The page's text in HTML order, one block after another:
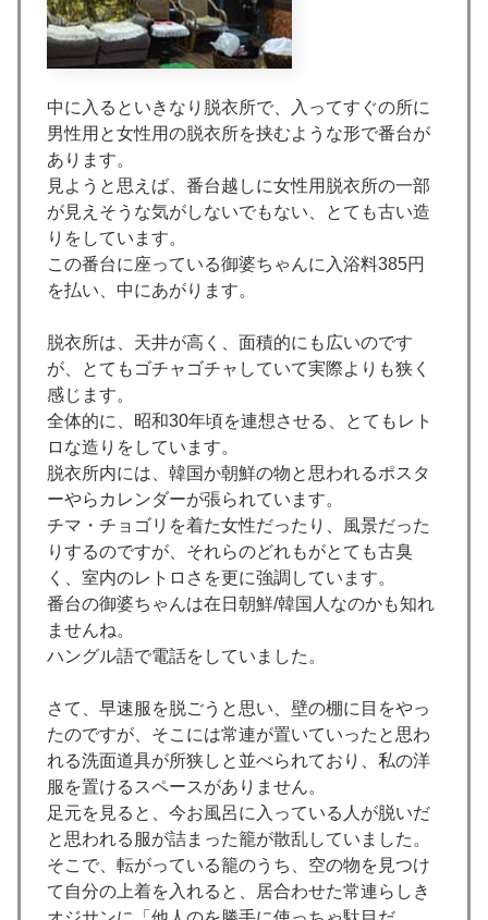
中に入るといきなり脱衣所で、入ってすぐの所に
男性用と女性用の脱衣所を挟むような形で番台が
あります。
見ようと思えば、番台越しに女性用脱衣所の一部
が見えそうな気がしないでもない、とても古い造
りをしています。
この番台に座っている御婆ちゃんに入浴料385円
を払い、中にあがります。
脱衣所は、天井が高く、面積的にも広いのです
が、とてもゴチャゴチャしていて実際よりも狭く
感じます。
全体的に、昭和30年頃を連想させる、とてもレト
ロな造りをしています。
脱衣所内には、韓国か朝鮮の物と思われるポスタ
ーやらカレンダーが張られています。
チマ・チョゴリを着た女性だったり、風景だった
りするのですが、それらのどれもがとても古臭
く、室内のレトロさを更に強調しています。
番台の御婆ちゃんは在日朝鮮/韓国人なのかも知れ
ませんね。
ハングル語で電話をしていました。
さて、早速服を脱ごうと思い、壁の棚に目をやっ
たのですが、そこには常連が置いていったと思わ
れる洗面道具が所狭しと並べられており、私の洋
服を置けるスペースがありません。
足元を見ると、今お風呂に入っている人が脱いだ
と思われる服が詰まった籠が散乱していました。
そこで、転がっている籠のうち、空の物を見つけ
て自分の上着を入れると、居合わせた常連らしき